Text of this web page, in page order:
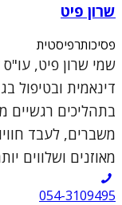
שרון פיט
פסיכותרפיסטית
בתהליכים
משברים, לעבד
מאוזנים ושלווים
054-3109495